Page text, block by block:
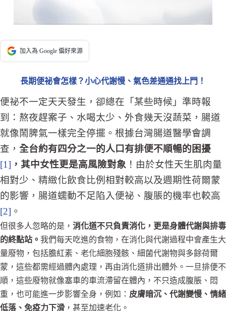
加入為 Google 偏好來源
長期便祕會怎樣？小心代謝慢、氣色差通通找上門！
便祕不一定天天發生，卻總在「某些時候」準時報
到：熬夜趕案子、水喝太少、外食幾天沒蔬菜，腸道
就像鬧脾氣一樣完全停擺。根據台灣腸道醫學會調
查， 全台約有四分之一的人口有排便不順暢的困擾
[1] ，其中女性更是高風險對象 ！由於女性天生肌肉量
相對少、精緻化飲食比例相對較高以及週期性荷爾蒙
的影響，腸道蠕動不足陷入便祕、腹脹的機率也較高
[2] 。
但很多人忽略的是， 消化道不只負責消化，更是身體代謝與排毒
的終點站。 我們每天吃進的食物，在消化與代謝過程中會產生大
量廢物，包括膽紅素、老化細胞殘骸、細菌代謝物與多餘荷爾
蒙，這些都需經過體內處理，再由消化道排出體外。一旦排便不
順，這些廢物就像塞車的車流滯留在體內，不只造成腹脹、悶
重，也可能進一步影響全身，例如： 皮膚暗沉、代謝變慢、情緒
低落、免疫力下滑 ，甚至加速老化。